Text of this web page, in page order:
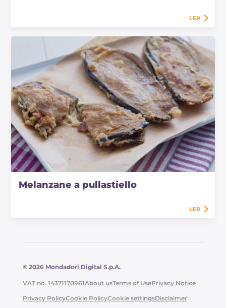
LER
Melanzane a pullastiello
LER
© 2026 Mondadori Digital S.p.A.
VAT no. 14371170961About usTerms of UsePrivacy Notice
Privacy PolicyCookie PolicyCookie settingsDisclaimer